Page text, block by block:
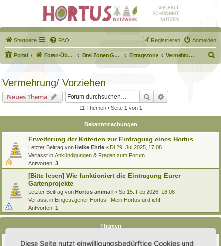
Startseite FAQ Anmelden
Registrieren
Portal Foren-Übersicht Drei Zonen Garten Ertragszone Vermehrung/ Vorziehen
u
Vermehrung/ Vorziehen
Neues Thema Suche
11 Themen • Seite 1 von 1
Bekanntmachungen
Erweiterung der Kriterien zur Eintragung eines Hortus
Letzter Beitrag von Heike Ehrle « Di 29. Jul 2025, 17:08
Verfasst in Ankündigungen & Fragen zum Forum
Antworten: 3
[Bitte lesen] Wie funktioniert die Eintragung Eurer
Gartenprojekte
Letzter Beitrag von Hortus anima l « So 15. Feb 2026, 18:08
Verfasst in Eingetragener Hortus - Mein Hortus und ich!
Antworten: 1
Themen
Saatgut
Diese Seite nutzt einwilligungsbedürftige Cookies und